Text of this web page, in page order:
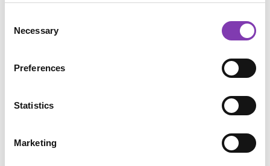
Selection
Necessary
Preferences
Statistics
Marketing
Spitzen vergessen. Lasse das ganze
geeignetes
keinen Bock auf Weichmacher und Silikone